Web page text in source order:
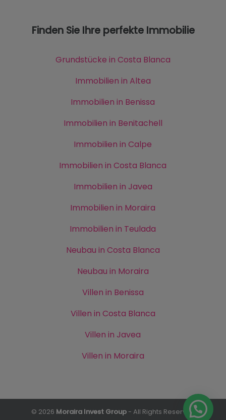
Finden Sie Ihre perfekte Immobilie
Grundstücke in Costa Blanca
Immobilien in Altea
Immobilien in Benissa
Immobilien in Benitachell
Immobilien in Calpe
Immobilien in Costa Blanca
Immobilien in Javea
Immobilien in Moraira
Immobilien in Teulada
Neubau in Costa Blanca
Neubau in Moraira
Villen in Benissa
Villen in Costa Blanca
Villen in Javea
Villen in Moraira
© 2026 Moraira Invest Group- All Rights Reserved